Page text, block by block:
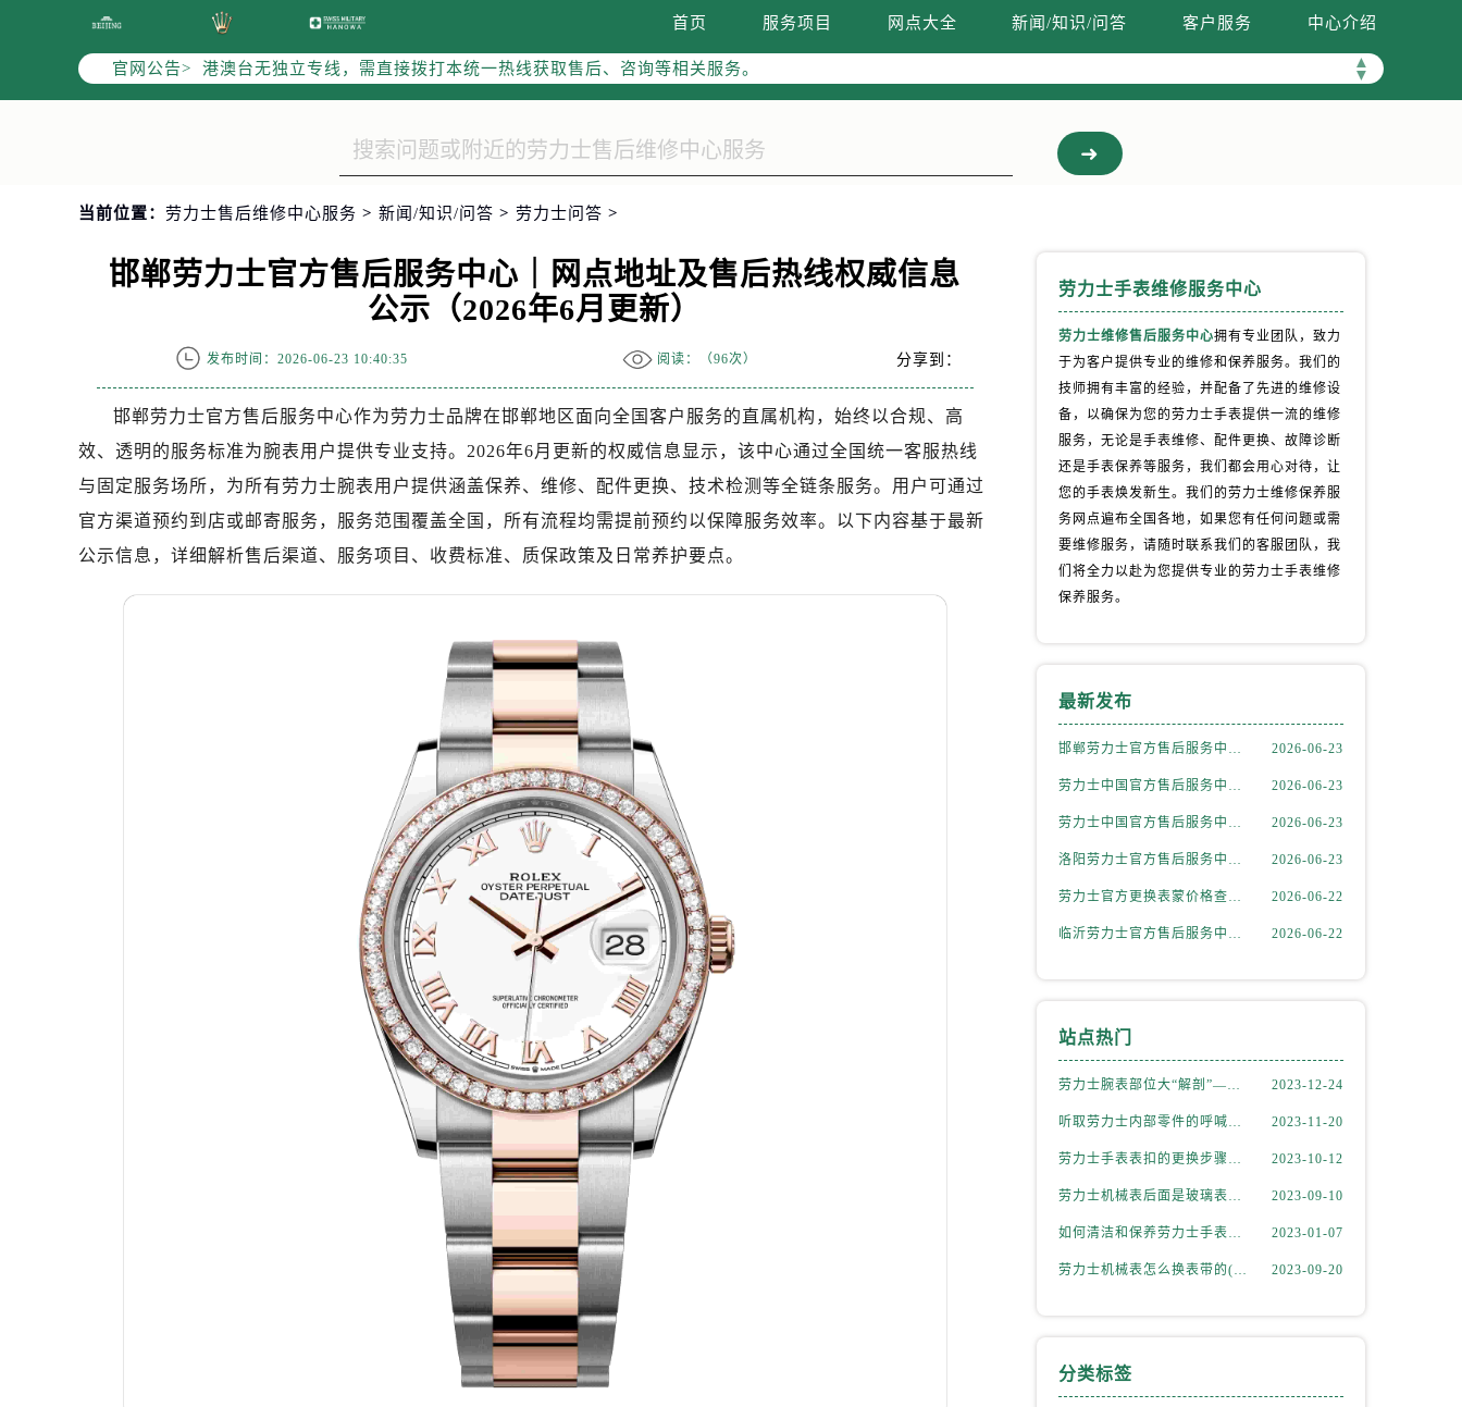
首页 服务项目 网点大全 新闻/知识/问答 客户服务 中心介绍
官网公告> ▲
▼
2026年6月劳力士全国官方售后客户服务热线：400-805-0023
劳力士官方全国统一服务热线400-805-0023，服务覆盖中国大陆、香港、澳门、台湾全部区域
港澳台无独立专线，需直接拨打本统一热线获取售后、咨询等相关服务。
2026年6月劳力士售后服务中心最新网点地址：
北京市朝阳区建国门外大街甲6号华熙国际中心写字楼D座11层1102室（需提前预约）
上海市徐汇区虹桥路3号港汇中心写字楼2座37层3705室（需提前预约）
南京市秦淮区中山南路1号（新街口）南京中心写字楼22层C1-1室（需提前预约）
常州市新北区龙锦路1590号现代传媒中心写字楼5号楼10层1008室（需提前预约）
扬州市邗江区国展路29号星耀天地写字楼1号楼18层1803室（需提前预约）
盐城市盐都区世纪大道5号盐城金融城写字楼1号楼16层1604室（需提前预约）
宁波市江北区大闸南路500号来福士广场办公楼20层2009室（需提前预约）
杭州市上城区钱江路1366号华润大厦写字楼A座5层503-5室（需提前预约）
金华市金东区东市南街777号金华万达广场写字楼4号楼22层2209室（需提前预约）
绍兴市越城区胜利东路379号世茂天际中心写字楼8层805室（需提前预约）
济南市历下区经十路11111号华润中心写字楼（万象城）15层1508室（需提前预约）
广州市天河区天河路230号万菱汇国际中心写字楼A塔7层704室（需提前预约）
广州市越秀区环市东路371-375号世界贸易中心大厦南塔写字楼15层07室（需提前预约）
深圳市罗湖区深南东路5001号华润大厦写字楼17层1701室（需提前预约）
惠州市惠城区江北文昌一路7号华贸大厦写字楼1座30层05室（需提前预约）
厦门市思明区湖滨东路95号华润大厦写字楼B座11层1104室（需提前预约）
福州市鼓楼区五四路128-1号恒力城写字楼15层03室（需提前预约）
成都市锦江区人民东路6号SAC东原中心写字楼24层2406B室（需提前预约）
重庆市江北区观音桥步行街2号融恒时代广场写字楼9层902室（需提前预约）
长沙市芙蓉区定王台街道建湘路393号世茂环球金融中心写字楼（芙蓉广场）10层13室（需提前预约）
郑州市二七区铭功路10号华润大厦写字楼29层2905室（需提前预约）
太原市迎泽区解放路15号亨得利名表服务中心（品牌授权店）3层整层（需提前预约）
沈阳市沈河区中街路137号亨得利名表服务中心（品牌授权店）1层整层（需提前预约）
沈阳市沈河区中街路83号亨得利名表服务中心（品牌授权店）1层整层（需提前预约）
乌鲁木齐市天山区红山路26号时代广场（CCMALL）C座17层17-B（需提前预约）
温州市鹿城区锦绣路1067号置信广场10层1015室（需提前预约）
哈尔滨市道里区友谊西路600号富力中心T2座写字楼29层03室（需提前预约，营业时间：8:30-18:30）
大连市中山区人民路15号国际金融大厦7层G室（需提前预约）
佛山市禅城区季华五路57号万科金融中心C座12层1205室（需提前预约）
东莞市东城街道鸿福东路1号民盈国贸中心T1写字楼9层907室（需提前预约）
无锡市梁溪区人民中路139号恒隆广场写字楼1座11层1104室（需提前预约）
南通市崇川区工农路57号圆融广场写字楼16层1603室（需提前预约）
苏州市苏州工业园区星港街199号苏州中心办公楼C座22层08室（需提前预约）
武汉市江汉区解放大道686号世界贸易大厦38层09室（需提前预约）
南宁市青秀区金湖路59号地王大厦12楼1224室（需提前预约）
当前位置： 劳力士售后维修中心服务 > 新闻/知识/问答 > 劳力士问答 >
邯郸劳力士官方售后服务中心｜网点地址及售后热线权威信息
公示（2026年6月更新）
发布时间：2026-06-23 10:40:35 阅读：（96次） 分享到：
邯郸劳力士官方售后服务中心作为劳力士品牌在邯郸地区面向全国客户服务的直属机构，始终以合规、高
效、透明的服务标准为腕表用户提供专业支持。2026年6月更新的权威信息显示，该中心通过全国统一客服热线
与固定服务场所，为所有劳力士腕表用户提供涵盖保养、维修、配件更换、技术检测等全链条服务。用户可通过
官方渠道预约到店或邮寄服务，服务范围覆盖全国，所有流程均需提前预约以保障服务效率。以下内容基于最新
公示信息，详细解析售后渠道、服务项目、收费标准、质保政策及日常养护要点。
劳力士手表维修服务中心
劳力士维修售后服务中心拥有专业团队，致力
于为客户提供专业的维修和保养服务。我们的
技师拥有丰富的经验，并配备了先进的维修设
备，以确保为您的劳力士手表提供一流的维修
服务，无论是手表维修、配件更换、故障诊断
还是手表保养等服务，我们都会用心对待，让
您的手表焕发新生。我们的劳力士维修保养服
务网点遍布全国各地，如果您有任何问题或需
要维修服务，请随时联系我们的客服团队，我
们将全力以赴为您提供专业的劳力士手表维修
保养服务。
最新发布
邯郸劳力士官方售后服务中心｜网点地址及售后热线权威信息公示（2026年6月更新） 2026-06-23
劳力士中国官方售后服务中心｜网点地址和联系电话权威信息通告（2026年6月最新） 2026-06-23
劳力士中国官方售后服务中心｜官方地址与售后电话权威信息通告（2026年6月最新） 2026-06-23
洛阳劳力士官方售后服务中心｜官方地址及24小时售后电话权威信息公示（2026年6月更新） 2026-06-23
劳力士官方更换表蒙价格查询｜全部地址与售后服务热线权威信息公告（2026年6月最新） 2026-06-22
临沂劳力士官方售后服务中心｜最新官方热线和详细网点地址权威信息公示（2026年6月更新） 2026-06-22
站点热门
劳力士腕表部位大“解剖”——劳力士大讲堂开课啦！ 2023-12-24
听取劳力士内部零件的呼喊，似有无尽的故事等待我们去探索 2023-11-20
劳力士手表表扣的更换步骤（如何更换手表的表扣） 2023-10-12
劳力士机械表后面是玻璃表盘(如何正确清洁和保养) 2023-09-10
如何清洁和保养劳力士手表的机芯 2023-01-07
劳力士机械表怎么换表带的(简单易学的步骤) 2023-09-20
分类标签